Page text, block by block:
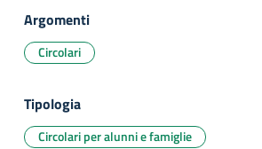
Argomenti
Circolari
Tipologia
Circolari per alunni e famiglie